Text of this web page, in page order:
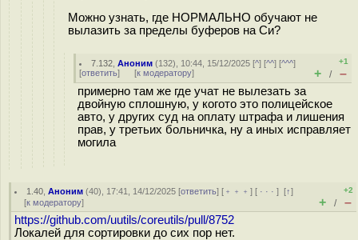
Можно узнать, где НОРМАЛЬНО обучают не
вылазить за пределы буферов на Си?
7.132 ,Аноним (132), 10:44, 15/12/2025 [^] [^^] [^^^]
[ответить] [к модератору]
+1
+ / –
примерно там же где учат не вылезать за
двойную сплошную, у когото это полицейское
авто, у других суд на оплату штрафа и лишения
прав, у третьих больничка, ну а иных исправляет
могила
1.40 ,Аноним (40), 17:41, 14/12/2025 [ответить] [ ﹢﹢﹢] [ · · ·][↑]
[к модератору]
+2
+ / –
https://github.com/uutils/coreutils/pull/8752
Локалей для сортировки до сих пор нет.